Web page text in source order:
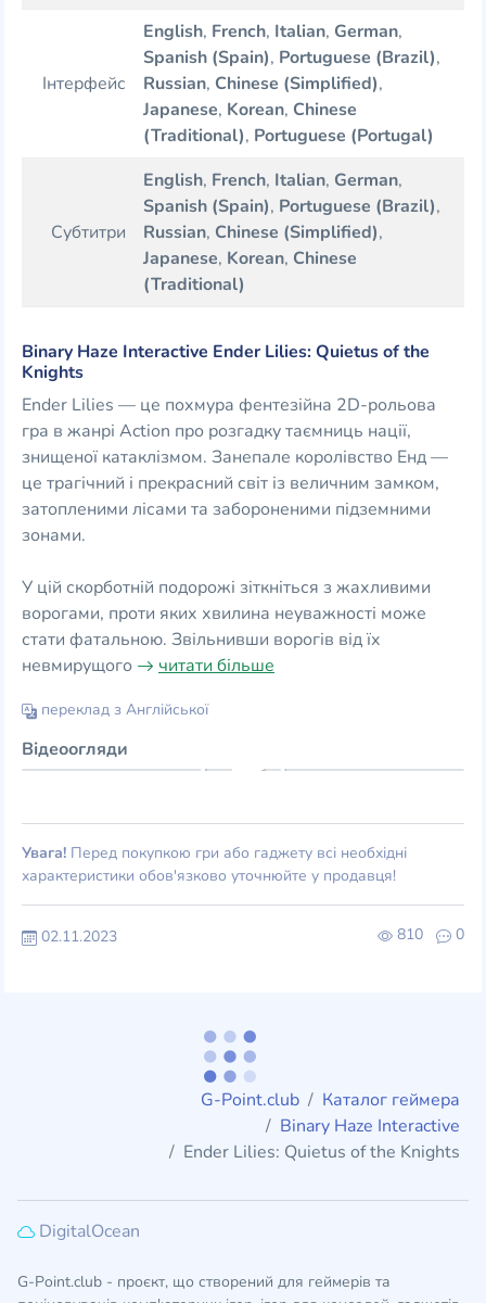
Інтерфейс
English, French, Italian, German,
Spanish (Spain), Portuguese (Brazil),
Russian, Chinese (Simplified),
Japanese, Korean, Chinese
(Traditional), Portuguese (Portugal)
Субтитри
English, French, Italian, German,
Spanish (Spain), Portuguese (Brazil),
Russian, Chinese (Simplified),
Japanese, Korean, Chinese
(Traditional)
Binary Haze Interactive Ender Lilies: Quietus of the
Knights
Ender Lilies — це похмура фентезійна 2D-рольова
гра в жанрі Action про розгадку таємниць нації,
знищеної катаклізмом. Занепале королівство Енд —
це трагічний і прекрасний світ із величним замком,
затопленими лісами та забороненими підземними
зонами.
У цій скорботній подорожі зіткніться з жахливими
ворогами, проти яких хвилина неуважності може
стати фатальною. Звільнивши ворогів від їх
невмирущого
читати більше
переклад з Англійської
Відеоогляди
Увага! Перед покупкою гри або гаджету всі необхідні
характеристики обов'язково уточнюйте у продавця!
810 0
02.11.2023
G-Point.club
Каталог геймера
Binary Haze Interactive
Ender Lilies: Quietus of the Knights
DigitalOcean
G-Point.club - проєкт, що створений для геймерів та